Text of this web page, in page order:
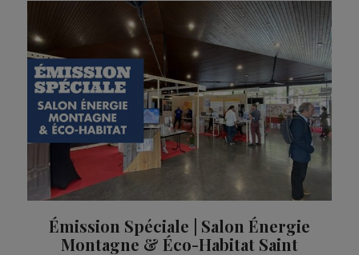
Émission Spéciale | Salon Énergie
Montagne & Éco-Habitat Saint